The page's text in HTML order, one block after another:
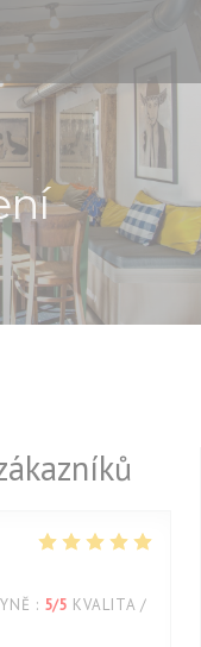
: 5/5 KVALITA /